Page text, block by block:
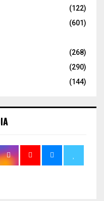
(122)
(601)
(268)
(290)
(144)